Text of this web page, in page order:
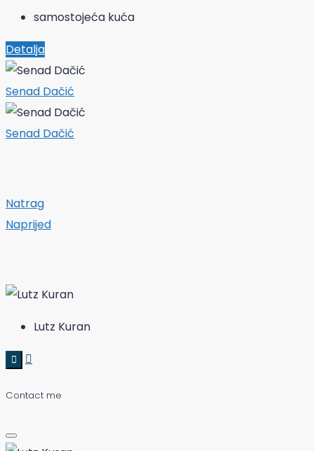
samostojeća kuća
Detalja
Senad Dačić
Senad Dačić
Natrag
Naprijed
Lutz Kuran
Contact me